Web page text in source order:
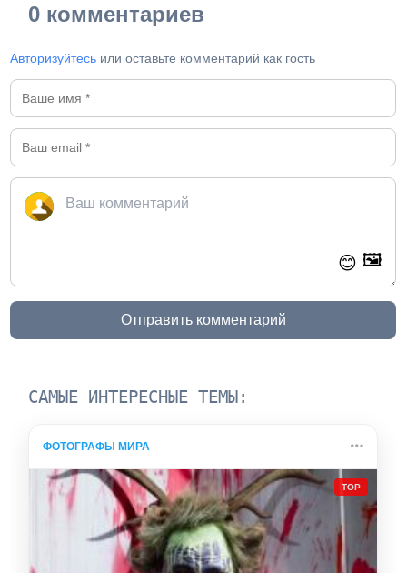
0 комментариев
Авторизуйтесь или оставьте комментарий как гость
😊 🖼️
Отправить комментарий
САМЫЕ ИНТЕРЕСНЫЕ ТЕМЫ:
ФОТОГРАФЫ МИРА
TOP